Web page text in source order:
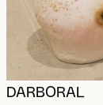
DARBORAL